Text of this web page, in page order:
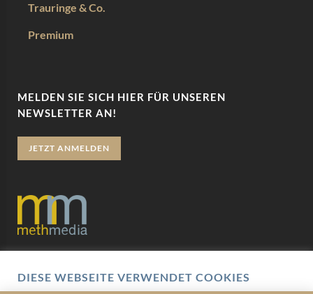
Trauringe & Co.
Premium
MELDEN SIE SICH HIER FÜR UNSEREN
NEWSLETTER AN!
JETZT ANMELDEN
DIESE WEBSEITE VERWENDET COOKIES